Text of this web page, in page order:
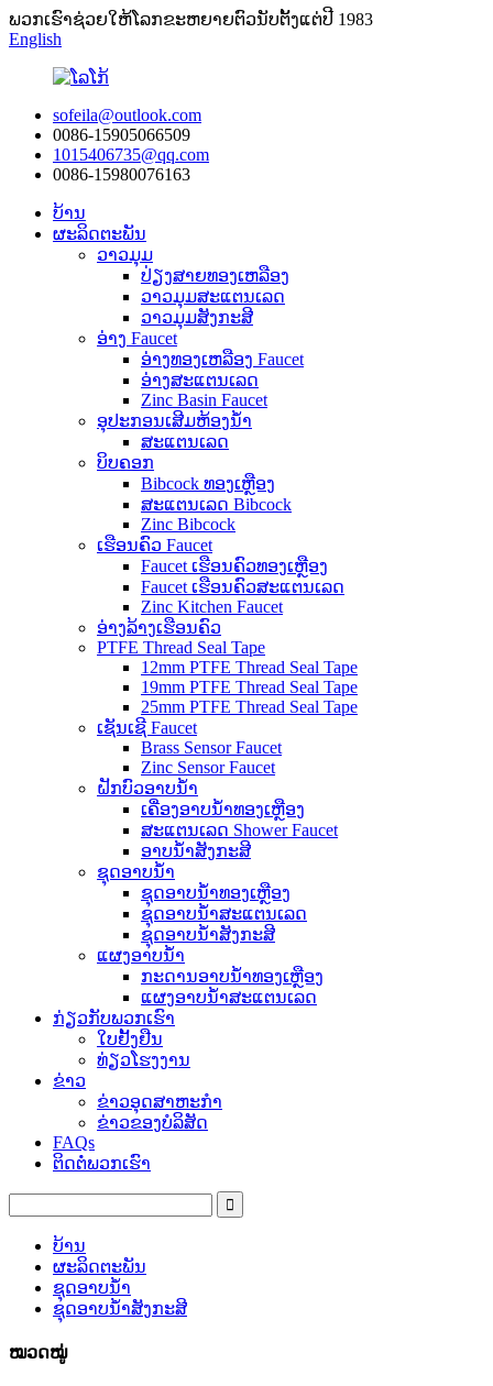
ພວກ​ເຮົາ​ຊ່ວຍ​ໃຫ້​ໂລກ​ຂະ​ຫຍາຍ​ຕົວ​ນັບ​ຕັ້ງ​ແຕ່​ປີ 1983​
English
sofeila@outlook.com
0086-15905066509
1015406735@qq.com
0086-15980076163
ບ້ານ
ຜະລິດຕະພັນ
ວາວມຸມ
ປ່ຽງສາຍທອງເຫລືອງ
ວາວມຸມສະແຕນເລດ
ວາວມຸມສັງກະສີ
ອ່າງ Faucet
ອ່າງທອງເຫລືອງ Faucet
ອ່າງສະແຕນເລດ
Zinc Basin Faucet
ອຸປະກອນເສີມຫ້ອງນ້ໍາ
ສະແຕນເລດ
ບິບຄອກ
Bibcock ທອງເຫຼືອງ
ສະແຕນເລດ Bibcock
Zinc Bibcock
ເຮືອນຄົວ Faucet
Faucet ເຮືອນຄົວທອງເຫຼືອງ
Faucet ເຮືອນຄົວສະແຕນເລດ
Zinc Kitchen Faucet
ອ່າງລ້າງເຮືອນຄົວ
PTFE Thread Seal Tape
12mm PTFE Thread Seal Tape
19mm PTFE Thread Seal Tape
25mm PTFE Thread Seal Tape
ເຊັນເຊີ Faucet
Brass Sensor Faucet
Zinc Sensor Faucet
ຝັກບົວອາບນໍ້າ
ເຄື່ອງອາບນໍ້າທອງເຫຼືອງ
ສະແຕນເລດ Shower Faucet
ອາບນ້ໍາສັງກະສີ
ຊຸດອາບນໍ້າ
ຊຸດອາບນ້ໍາທອງເຫຼືອງ
ຊຸດອາບນ້ໍາສະແຕນເລດ
ຊຸດອາບນ້ໍາສັງກະສີ
ແຜງອາບນ້ໍາ
ກະດານອາບນ້ໍາທອງເຫຼືອງ
ແຜງອາບນ້ໍາສະແຕນເລດ
ກ່ຽວກັບພວກເຮົາ
ໃບຢັ້ງຢືນ
ທ່ຽວໂຮງງານ
ຂ່າວ
ຂ່າວອຸດສາຫະກໍາ
ຂ່າວຂອງບໍລິສັດ
FAQs
ຕິດຕໍ່ພວກເຮົາ
ບ້ານ
ຜະລິດຕະພັນ
ຊຸດອາບນໍ້າ
ຊຸດອາບນ້ໍາສັງກະສີ
ໝວດໝູ່